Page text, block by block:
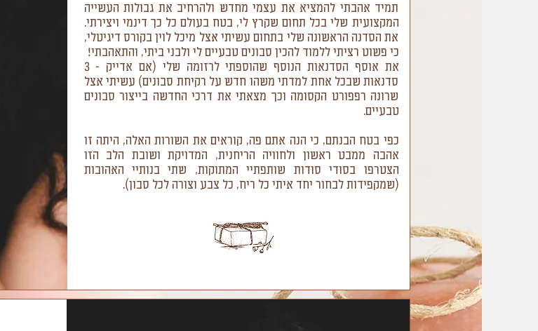
תמיד אהבתי להמציא את עצמי מחדש ולהרחיב את גבולות העשייה
המקצועית שלי בכל תחום שקרץ לי, בטח בעולם כל כך דינמי ויצירתי.
את הסדנה הראשונה שלי בתחום עשיתי אצל מיכל לוין בקורס דיגיטלי,
כי פשוט רציתי ללמוד להכין סבונים טבעיים לי ולבני ביתי, והתאהבתי!
את אוסף הסדנאות הנוסף שהוספתי לרזומה שלי (אם אדייק - 3
סדנאות שבכל אחת למדתי משהו חדש על רקיחת סבונים) עשיתי אצל
שרונה רפפורט הקסומה וכך מצאתי את דרכי החדשה בייצור סבונים
טבעיים.
כפי בטח הבנתם, כי הנה אתם פה, קוראים את השורות האלה, היתה זו
אהבה ממבט ראשון ולחוויה הריחנית, המדויקת ושובת הלב הזו
הצטרפו בסודי סודות שותפתיי המתוקות, שתי בנותיי האהובות
(שמקפידות לבחור יחד איתי כל ריח, כל צבע וצורה לכל סבון).